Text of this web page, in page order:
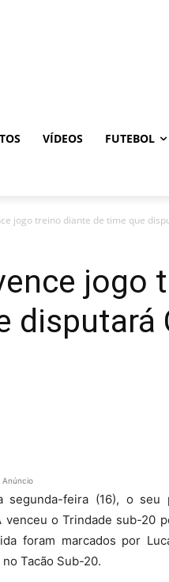
VÍDEOS FUTEBOL
jogo treino diante de time que
jogo
disputará
Anúncio
segunda-feira (16), o seu
venceu o Trindade sub-20
foram marcados por
Tacão Sub-20.